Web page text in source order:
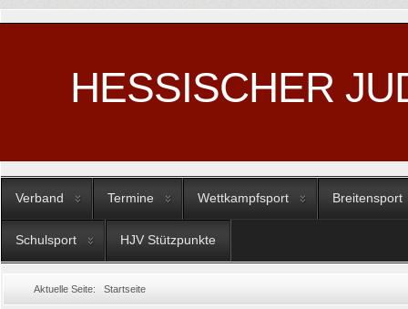
HESSISCHER
Verband Termine Wettkampfsport Breitensport
Schulsport HJV Stützpunkte
Aktuelle Seite: Startseite